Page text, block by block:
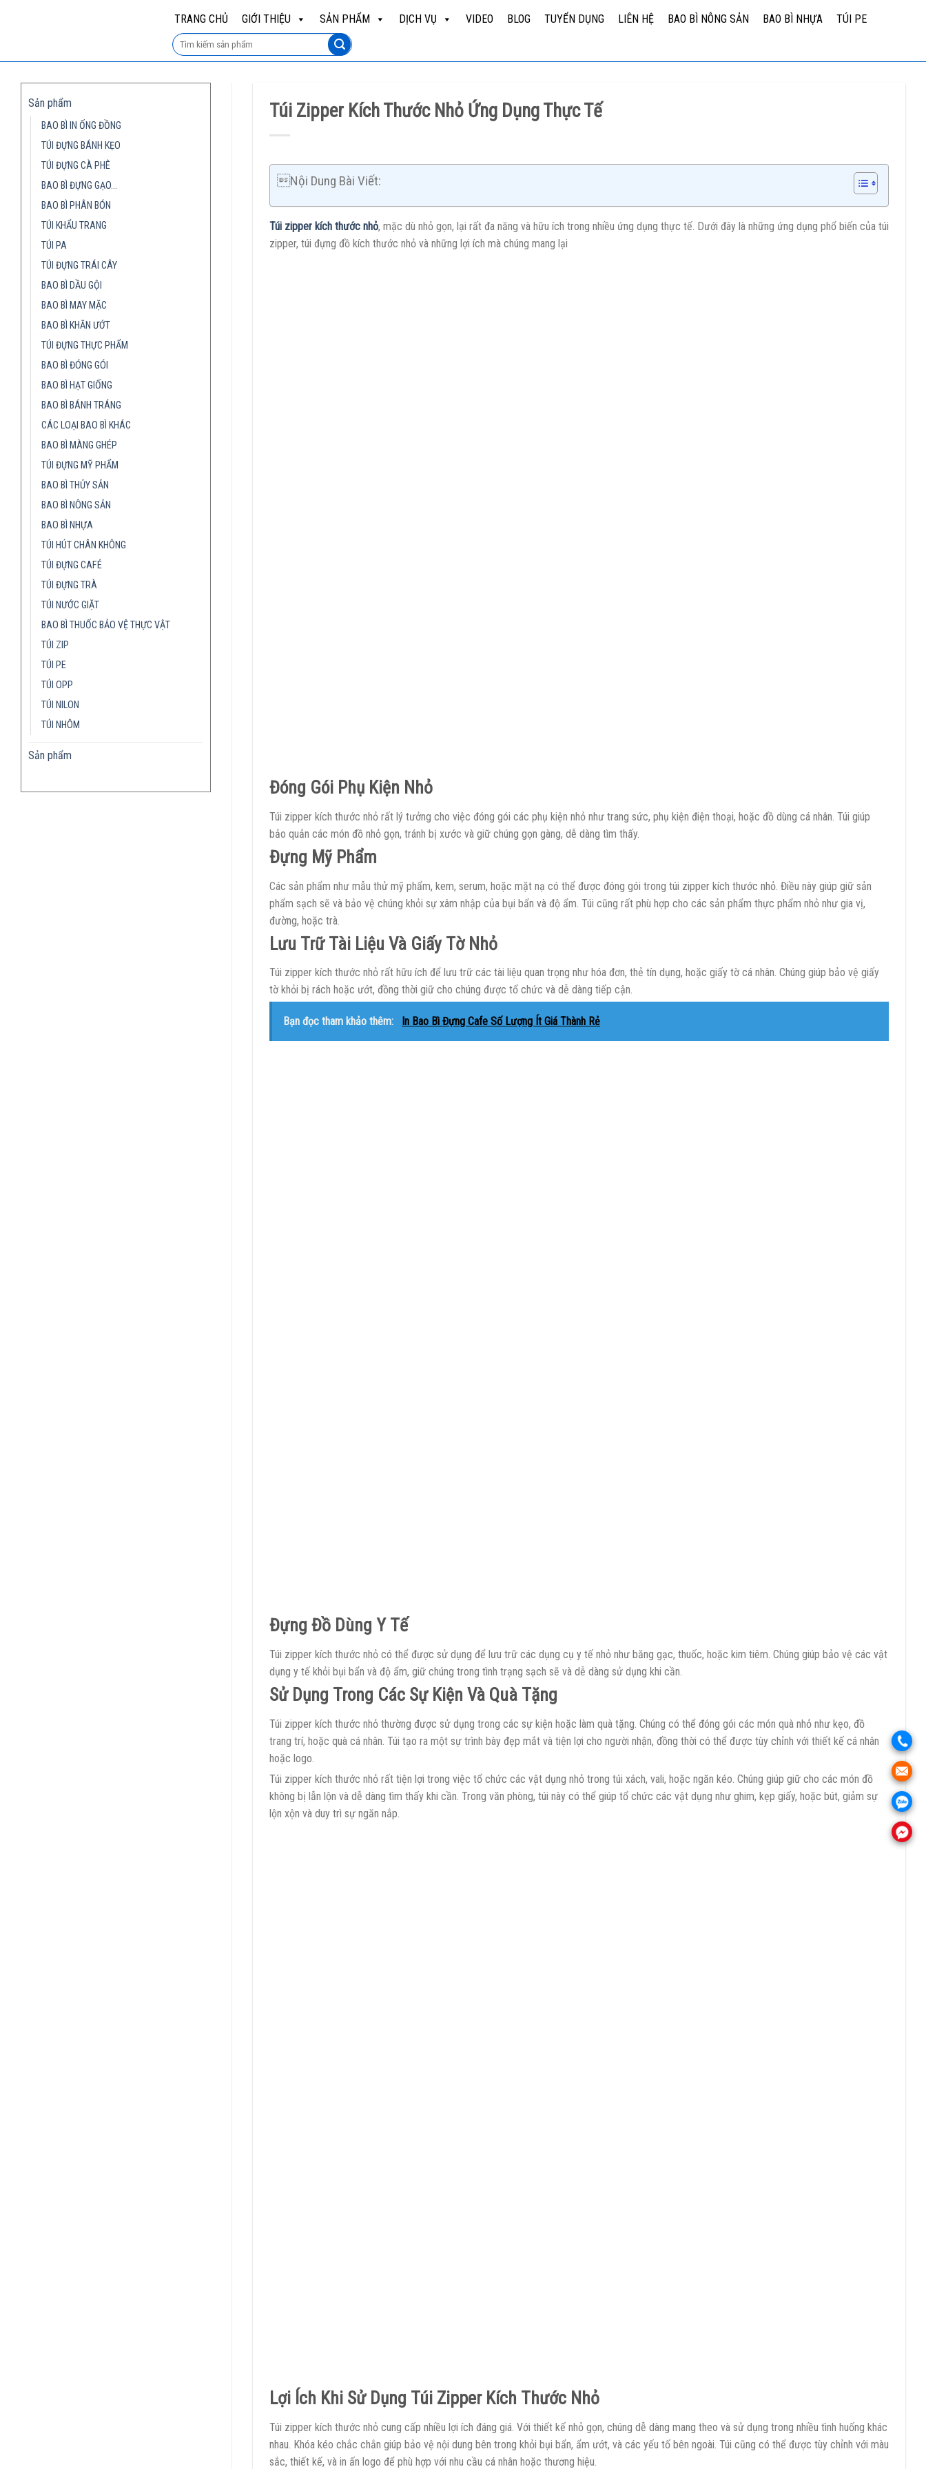
TRANG CHỦ GIỚI THIỆU SẢN PHẨM DỊCH VỤ VIDEO BLOG TUYỂN DỤNG LIÊN HỆ BAO BÌ NÔNG SẢN BAO BÌ NHỰA TÚI PE
Sản phẩm
BAO BÌ IN ỐNG ĐỒNG
TÚI ĐỰNG BÁNH KẸO
TÚI ĐỰNG CÀ PHÊ
BAO BÌ ĐỰNG GẠO…
BAO BÌ PHÂN BÓN
TÚI KHẨU TRANG
TÚI PA
TÚI ĐỰNG TRÁI CÂY
BAO BÌ DẦU GỘI
BAO BÌ MAY MẶC
BAO BÌ KHĂN ƯỚT
TÚI ĐỰNG THỰC PHẨM
BAO BÌ ĐÓNG GÓI
BAO BÌ HẠT GIỐNG
BAO BÌ BÁNH TRÁNG
CÁC LOẠI BAO BÌ KHÁC
BAO BÌ MÀNG GHÉP
TÚI ĐỰNG MỸ PHẨM
BAO BÌ THỦY SẢN
BAO BÌ NÔNG SẢN
BAO BÌ NHỰA
TÚI HÚT CHÂN KHÔNG
TÚI ĐỰNG CAFÉ
TÚI ĐỰNG TRÀ
TÚI NƯỚC GIẶT
BAO BÌ THUỐC BẢO VỆ THỰC VẬT
TÚI ZIP
TÚI PE
TÚI OPP
TÚI NILON
TÚI NHÔM
Sản phẩm
Túi Zipper Kích Thước Nhỏ Ứng Dụng Thực Tế
Nội Dung Bài Viết:
Túi zipper kích thước nhỏ, mặc dù nhỏ gọn, lại rất đa năng và hữu ích trong nhiều ứng dụng thực tế. Dưới đây là những ứng dụng phổ biến của túi
zipper, túi đựng đồ kích thước nhỏ và những lợi ích mà chúng mang lại
Đóng Gói Phụ Kiện Nhỏ
Túi zipper kích thước nhỏ rất lý tưởng cho việc đóng gói các phụ kiện nhỏ như trang sức, phụ kiện điện thoại, hoặc đồ dùng cá nhân. Túi giúp
bảo quản các món đồ nhỏ gọn, tránh bị xước và giữ chúng gọn gàng, dễ dàng tìm thấy.
Đựng Mỹ Phẩm
Các sản phẩm như mẫu thử mỹ phẩm, kem, serum, hoặc mặt nạ có thể được đóng gói trong túi zipper kích thước nhỏ. Điều này giúp giữ sản
phẩm sạch sẽ và bảo vệ chúng khỏi sự xâm nhập của bụi bẩn và độ ẩm. Túi cũng rất phù hợp cho các sản phẩm thực phẩm nhỏ như gia vị,
đường, hoặc trà.
Lưu Trữ Tài Liệu Và Giấy Tờ Nhỏ
Túi zipper kích thước nhỏ rất hữu ích để lưu trữ các tài liệu quan trọng như hóa đơn, thẻ tín dụng, hoặc giấy tờ cá nhân. Chúng giúp bảo vệ giấy
tờ khỏi bị rách hoặc ướt, đồng thời giữ cho chúng được tổ chức và dễ dàng tiếp cận.
Bạn đọc tham khảo thêm: In Bao Bì Đựng Cafe Số Lượng Ít Giá Thành Rẻ
Đựng Đồ Dùng Y Tế
Túi zipper kích thước nhỏ có thể được sử dụng để lưu trữ các dụng cụ y tế nhỏ như băng gạc, thuốc, hoặc kim tiêm. Chúng giúp bảo vệ các vật
dụng y tế khỏi bụi bẩn và độ ẩm, giữ chúng trong tình trạng sạch sẽ và dễ dàng sử dụng khi cần.
Sử Dụng Trong Các Sự Kiện Và Quà Tặng
Túi zipper kích thước nhỏ thường được sử dụng trong các sự kiện hoặc làm quà tặng. Chúng có thể đóng gói các món quà nhỏ như kẹo, đồ
trang trí, hoặc quà cá nhân. Túi tạo ra một sự trình bày đẹp mắt và tiện lợi cho người nhận, đồng thời có thể được tùy chỉnh với thiết kế cá nhân
hoặc logo.
Túi zipper kích thước nhỏ rất tiện lợi trong việc tổ chức các vật dụng nhỏ trong túi xách, vali, hoặc ngăn kéo. Chúng giúp giữ cho các món đồ
không bị lẫn lộn và dễ dàng tìm thấy khi cần. Trong văn phòng, túi này có thể giúp tổ chức các vật dụng như ghim, kẹp giấy, hoặc bút, giảm sự
lộn xộn và duy trì sự ngăn nắp.
Lợi Ích Khi Sử Dụng Túi Zipper Kích Thước Nhỏ
Túi zipper kích thước nhỏ cung cấp nhiều lợi ích đáng giá. Với thiết kế nhỏ gọn, chúng dễ dàng mang theo và sử dụng trong nhiều tình huống khác
nhau. Khóa kéo chắc chắn giúp bảo vệ nội dung bên trong khỏi bụi bẩn, ẩm ướt, và các yếu tố bên ngoài. Túi cũng có thể được tùy chỉnh với màu
sắc, thiết kế, và in ấn logo để phù hợp với nhu cầu cá nhân hoặc thương hiệu.
.
.
.
.